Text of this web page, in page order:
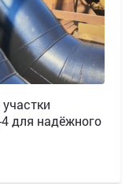
для надёжного